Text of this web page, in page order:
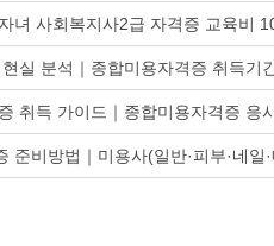
녀 사회복지사2급 자격증 교육비
실 분석｜종합미용자격증 취득기
취득 가이드｜종합미용자격증 응
준비방법｜미용사(일반·피부·네일·